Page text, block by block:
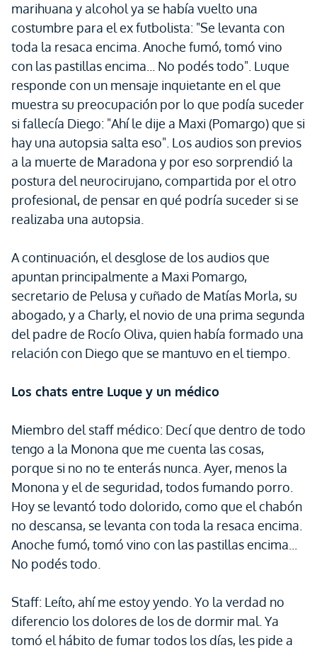
marihuana y alcohol ya se había vuelto una
costumbre para el ex futbolista: "Se levanta con
toda la resaca encima. Anoche fumó, tomó vino
con las pastillas encima... No podés todo". Luque
responde con un mensaje inquietante en el que
muestra su preocupación por lo que podía suceder
si fallecía Diego: "Ahí le dije a Maxi (Pomargo) que si
hay una autopsia salta eso". Los audios son previos
a la muerte de Maradona y por eso sorprendió la
postura del neurocirujano, compartida por el otro
profesional, de pensar en qué podría suceder si se
realizaba una autopsia.
A continuación, el desglose de los audios que
apuntan principalmente a Maxi Pomargo,
secretario de Pelusa y cuñado de Matías Morla, su
abogado, y a Charly, el novio de una prima segunda
del padre de Rocío Oliva, quien había formado una
relación con Diego que se mantuvo en el tiempo.
Los chats entre Luque y un médico
Miembro del staff médico: Decí que dentro de todo
tengo a la Monona que me cuenta las cosas,
porque si no no te enterás nunca. Ayer, menos la
Monona y el de seguridad, todos fumando porro.
Hoy se levantó todo dolorido, como que el chabón
no descansa, se levanta con toda la resaca encima.
Anoche fumó, tomó vino con las pastillas encima...
No podés todo.
Staff: Leíto, ahí me estoy yendo. Yo la verdad no
diferencio los dolores de los de dormir mal. Ya
tomó el hábito de fumar todos los días, les pide a